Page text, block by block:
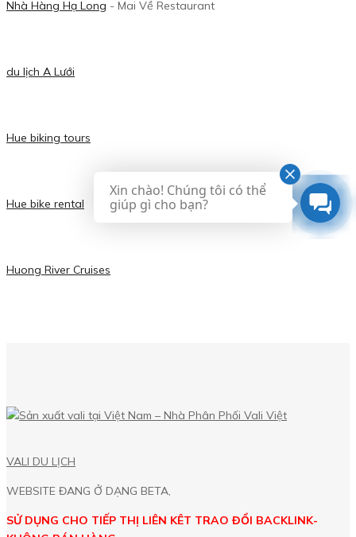
Nhà Hàng Hạ Long - Mai Về Restaurant
du lịch A Lưới
Hue biking tours
Hue bike rental
Huong River Cruises
VALI DU LỊCH
WEBSITE ĐANG Ở DẠNG BETA,
SỬ DỤNG CHO TIẾP THỊ LIÊN KÊT TRAO ĐỔI BACKLINK-
Xin chào! Chúng tôi có thể
giúp gì cho bạn?